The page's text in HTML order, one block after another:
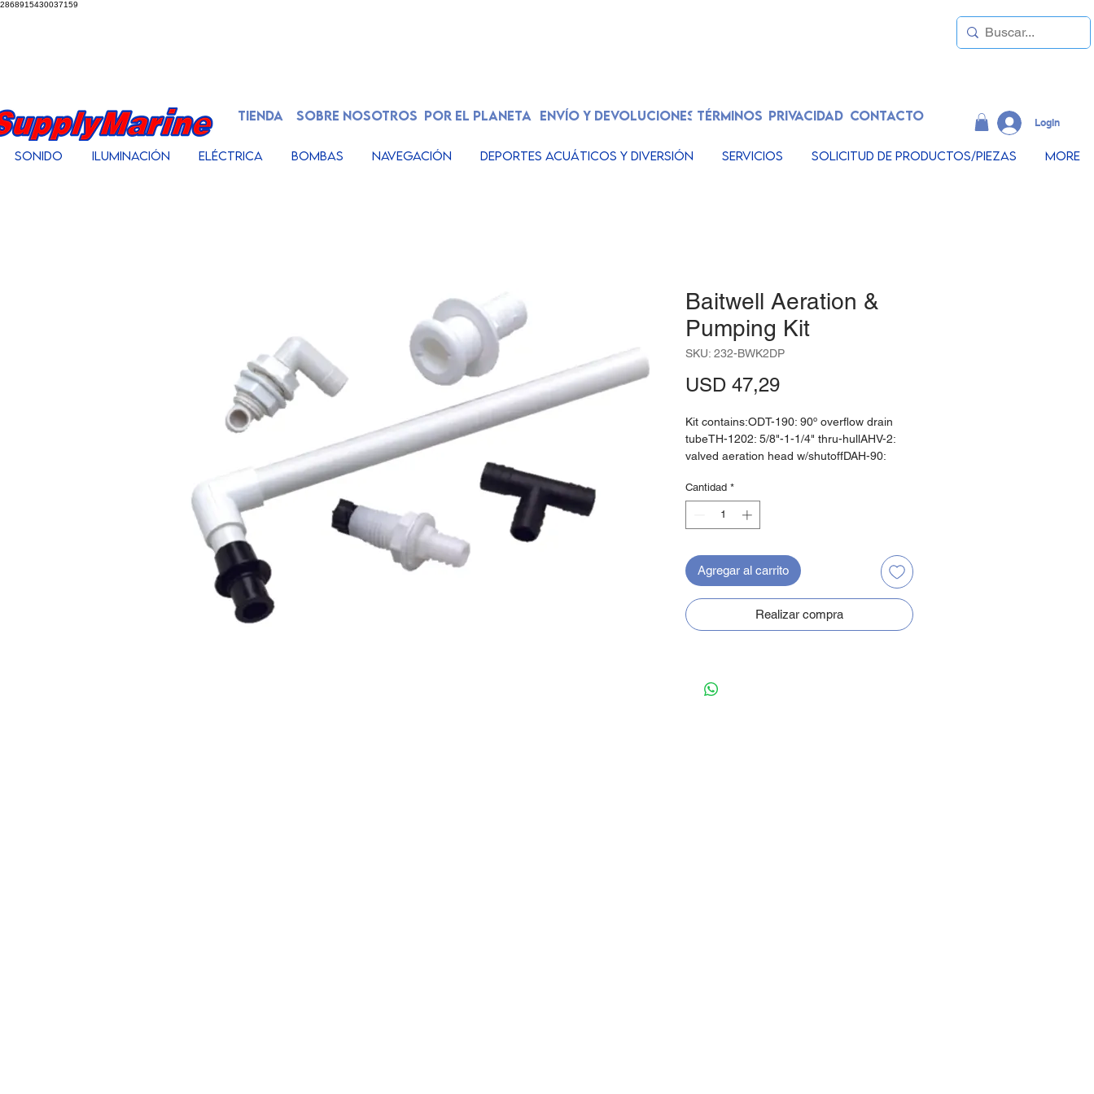
2868915430037159
TIENDA SOBRE NOSOTROS POR EL PLANETA ENVÍO Y DEVOLUCIONES TÉRMINOS
Sonido Iluminación Eléctrica Bombas Navegación Deportes acuáticos y diversión Servicios Solicitud de productos/piezas More
CONTACTO
PRIVACIDAD LogIn
Baitwell Aeration &
Pumping Kit
SKU: 232-BWK2DP
USD 47,29Precio
Kit contains:ODT-190: 90º overflow drain
tubeTH-1202: 5/8"-1-1/4" thru-hullAHV-2:
valved aeration head w/shutoffDAH-90:
Cantidad *
Agregar al carrito
Realizar compra